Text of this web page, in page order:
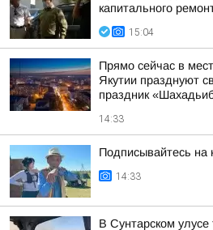
капитального
15:04
Прямо сейчас в
Якутии празднуют
праздник
14:33
Подписывайтесь на
14:33
В Сунтарском